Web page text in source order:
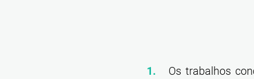
Os trabalhos